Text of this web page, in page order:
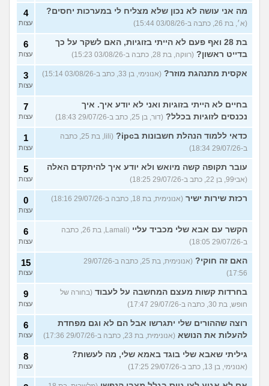
מה אני עושה לא נכון שלא מצליח לי במערכות יחסים?
(א׳, בת 26, כתבה ב-03/08/26 15:44)
4
עצות
בת 28 ואף פעם לא הייתי בזוגיות, האם לשקר על כך
בדייט ראשון? (רווקה, בת 28, כתבה ב-03/08/26 15:23)
6
עצות
אקסית מתנהגת מוזר? (אנונימי, בן 33, כתב ב-03/08/26 15:14) 3
עצות
בחיים לא הייתי בזוגיות ואני לא יודע איך. איך
נכנסים לזוגיות בכלל? (דור, בן 25, כתב ב-29/07/26 18:43)
7
עצות
כדאי ללמוד הנהלת חשבונות בipc?
(lili, בת 25, כתבה
ב-29/07/26 18:34)
1
עצות
עובר תקופה קשה מיואש ולא יודע איך להיתקדם האלה
(אבי99, בן 22, כתב ב-29/07/26 18:25)
5
עצות
רכזת שירות ישיר (אנונימית, בת 18, כתבה ב-29/07/26 18:16) 0
עצות
הקשר עם אבא שלי מכביד עליי
(Lamali, בת 26, כתבה
ב-29/07/26 18:05)
6
עצות
האם זה חוקי?
(אנונימית, בת 25, כתבה ב-29/07/26
17:56)
15
עצות
בחרדות קשות מעצם המחשבה על לעבוד (בחורה של
חופש, בת 30, כתבה ב-29/07/26 17:47)
9
עצות
רוצה שההורים שלי יתגרשו אבל הם לא וגם מפחדת
להעלות את הנושא (אנונימית, בת 23, כתבה ב-29/07/26 17:36)
6
עצות
גיליתי שאבא שלי בוגד באמא שלי, מה לעשות?
(אנונימי, בן 13, כתב ב-29/07/26 17:25)
8
עצות